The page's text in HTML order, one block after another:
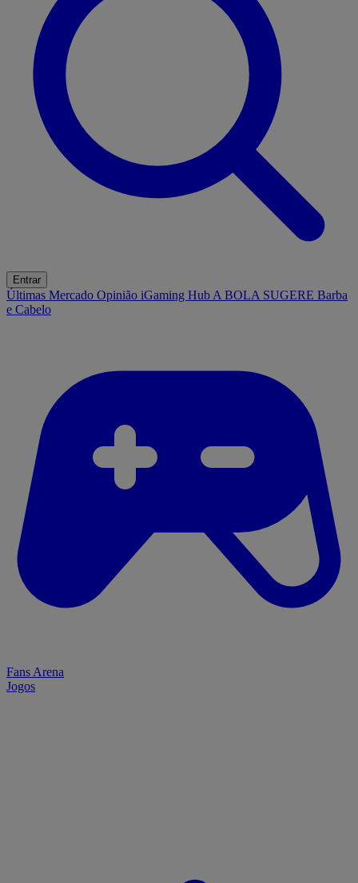
Entrar
Últimas Mercado Opinião iGaming Hub A BOLA SUGERE Barba
e Cabelo
Fans Arena
Jogos